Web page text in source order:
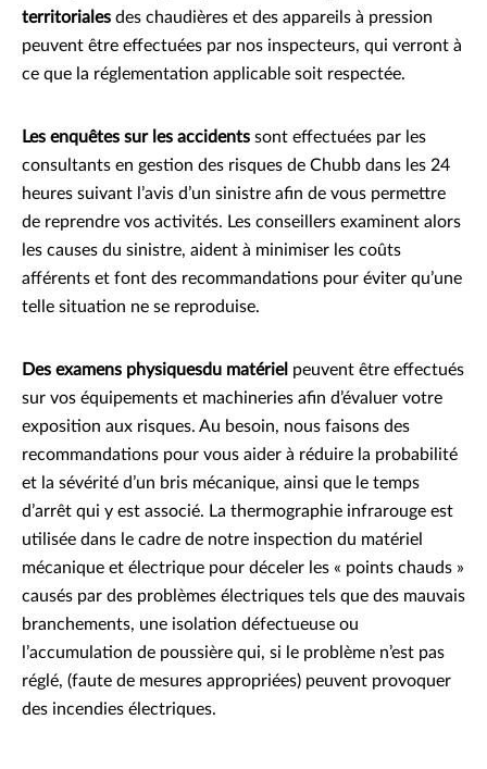
territoriales des chaudières et des appareils à pression
peuvent être effectuées par nos inspecteurs, qui verront à
ce que la réglementation applicable soit respectée.
Les enquêtes sur les accidents sont effectuées par les
consultants en gestion des risques de Chubb dans les 24
heures suivant l’avis d’un sinistre afin de vous permettre
de reprendre vos activités. Les conseillers examinent alors
les causes du sinistre, aident à minimiser les coûts
afférents et font des recommandations pour éviter qu’une
telle situation ne se reproduise.
Des examens physiquesdu matériel peuvent être effectués
sur vos équipements et machineries afin d’évaluer votre
exposition aux risques. Au besoin, nous faisons des
recommandations pour vous aider à réduire la probabilité
et la sévérité d’un bris mécanique, ainsi que le temps
d’arrêt qui y est associé. La thermographie infrarouge est
utilisée dans le cadre de notre inspection du matériel
mécanique et électrique pour déceler les « points chauds »
causés par des problèmes électriques tels que des mauvais
branchements, une isolation défectueuse ou
l’accumulation de poussière qui, si le problème n’est pas
réglé, (faute de mesures appropriées) peuvent provoquer
des incendies électriques.